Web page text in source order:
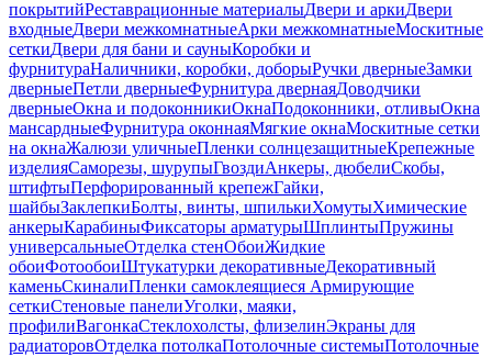
покрытийРеставрационные материалыДвери и аркиДвери
входныеДвери межкомнатныеАрки межкомнатныеМоскитные
сеткиДвери для бани и сауныКоробки и
фурнитураНаличники, коробки, доборыРучки дверныеЗамки
дверныеПетли дверныеФурнитура двернаяДоводчики
дверныеОкна и подоконникиОкнаПодоконники, отливыОкна
мансардныеФурнитура оконнаяМягкие окнаМоскитные сетки
на окнаЖалюзи уличныеПленки солнцезащитныеКрепежные
изделияСаморезы, шурупыГвоздиАнкеры, дюбелиСкобы,
штифтыПерфорированный крепежГайки,
шайбыЗаклепкиБолты, винты, шпилькиХомутыХимические
анкерыКарабиныФиксаторы арматурыШплинтыПружины
универсальныеОтделка стенОбоиЖидкие
обоиФотообоиШтукатурки декоративныеДекоративный
каменьСкиналиПленки самоклеящиеся Армирующие
сеткиСтеновые панелиУголки, маяки,
профилиВагонкаСтеклохолсты, флизелинЭкраны для
радиаторовОтделка потолкаПотолочные системыПотолочные